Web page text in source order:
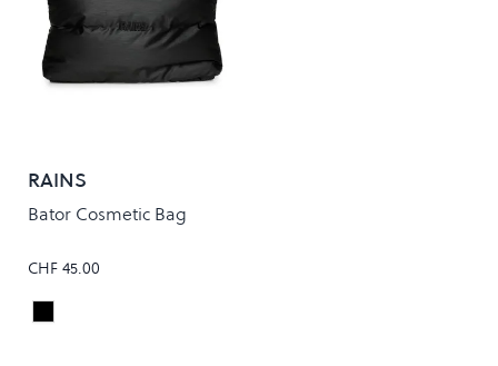
RAINS
Bator Cosmetic Bag
CHF 45.00
Colour
Black